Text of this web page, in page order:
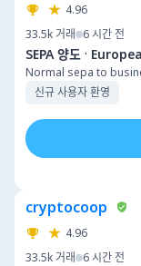
4.96
33.5k 거래 6 시간 전
SEPA 양도 ·
Normal sepa to
신규 사용자 환영
cryptocoop
4.96
33.5k 거래 6 시간 전